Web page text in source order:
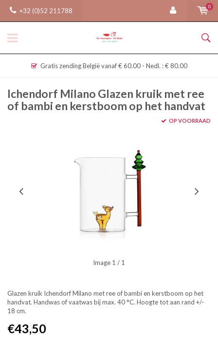
+32 (0)52 211788
0
Gratis zending België vanaf € 60.00 - Nedl. : € 80.00
Ichendorf Milano Glazen kruik met ree
of bambi en kerstboom op het handvat
OP VOORRAAD
Image 1 / 1
Glazen kruik Ichendorf Milano met ree of bambi en kerstboom op het
handvat. Handwas of vaatwas bij max. 40 °C. Hoogte tot aan rand +/-
18 cm.
€43,50